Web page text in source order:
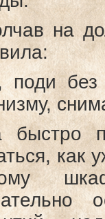
на
без
быстро
как